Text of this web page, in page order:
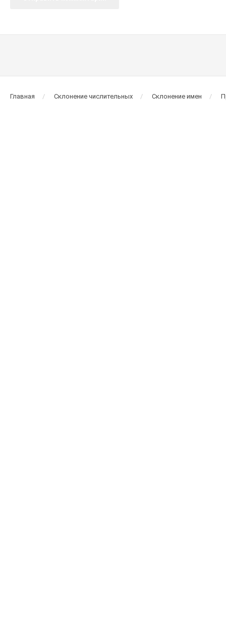
Главная Склонение числительных Склонение имен